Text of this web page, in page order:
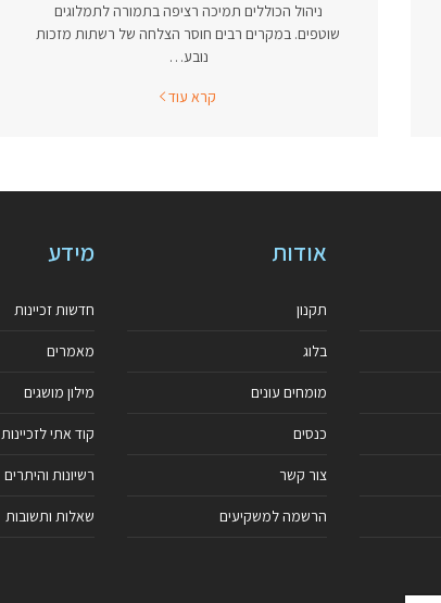
ניהול הכוללים תמיכה רציפה בתמורה לתמלוגים
שוטפים. במקרים רבים חוסר הצלחה של רשתות מזכות
נובע…
קרא עוד
אודות
תקנון
בלוג
מומחים עונים
כנסים
צור קשר
הרשמה למשקיעים
מידע
חדשות זכיינות
מאמרים
מילון מושגים
קוד אתי לזכיינות
רשיונות והיתרים
שאלות ותשובות